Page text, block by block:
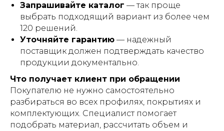
Запрашивайте каталог — так проще
выбрать подходящий вариант из более чем
120 решений.
Уточняйте гарантию — надежный
поставщик должен подтверждать качество
продукции документально.
Что получает клиент при обращении
Покупателю не нужно самостоятельно
разбираться во всех профилях, покрытиях и
комплектующих. Специалист помогает
подобрать материал, рассчитать объем и